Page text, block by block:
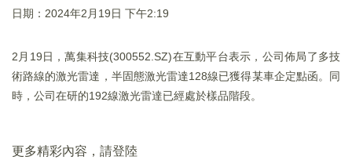
日期：2024年2月19日 下午2:19
2月19日，萬集科技(300552.SZ)在互動平台表示，公司佈局了多技
術路線的激光雷達，半固態激光雷達128線已獲得某車企定點函。同
時，公司在研的192線激光雷達已經處於樣品階段。
更多精彩內容，請登陸